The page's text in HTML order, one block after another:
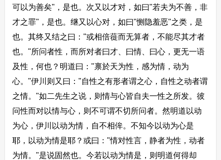
可以为善矣"，是也。次又以才对，如曰"若夫为不善，非
才之罪"，是也。继又以心对，如曰"恻隐羞恶"之类，是
也。其终又结之曰："或相倍蓰而无算者，不能尽其才者
也。"所问者性，而所对者曰才、曰情、曰心，更无一语
及性，何也？明道曰："禀於天为性，感为情，动为
心。"伊川则又曰："自性之有形者谓之心，自性之动者谓
之情。"如二先生之说，则情与心皆自夫一性之所发。彼
问性而对以情与心，则不可谓不切所问者。然明道以动
为心，伊川以动为情，自不相侔。不知今以动为心是
耶，以动为情是耶？或曰："情对性言，静者为性，动者
为情。"是说固然也。今若以动为情是，则明道何得却